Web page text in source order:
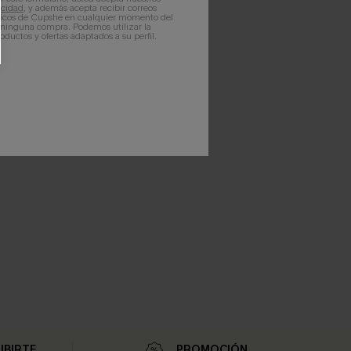
, y además acepta recibir correos
de Cupshe en cualquier momento del
compra. Podemos utilizar la
y ofertas adaptados a su perfil.